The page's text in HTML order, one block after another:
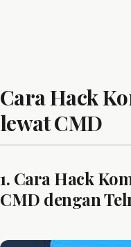
Cara Hack
lewat CMD
1. Cara Hack
CMD dengan